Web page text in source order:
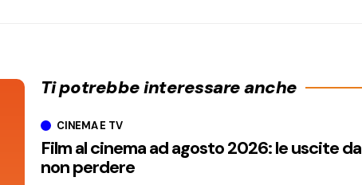
Ti potrebbe interessare anche
CINEMA E TV
Film al cinema ad agosto 2026: le uscite da
non perdere